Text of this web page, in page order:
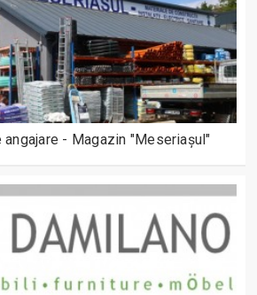
- Magazin "Meseriașul"